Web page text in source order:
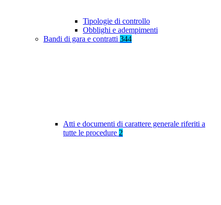
Tipologie di controllo
Obblighi e adempimenti
Bandi di gara e contratti 344
Atti e documenti di carattere generale riferiti a
tutte le procedure 2